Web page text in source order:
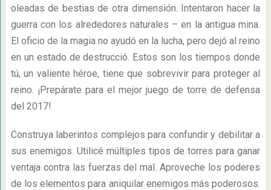
oleadas de bestias de otra dimensión. Intentaron hacer la
guerra con los alrededores naturales – en la antigua mina.
El oficio de la magia no ayudó en la lucha, pero dejó al reino
en un estado de destrucció. Estos son los tiempos donde
tú, un valiente héroe, tiene que sobrevivir para proteger al
reino. ¡Prepárate para el mejor juego de torre de defensa
del 2017!
Construya laberintos complejos para confundir y debilitar a
sus enemigos. Utilicé múltiples tipos de torres para ganar
ventaja contra las fuerzas del mal. Aproveche los poderes
de los elementos para aniquilar enemigos más poderosos.